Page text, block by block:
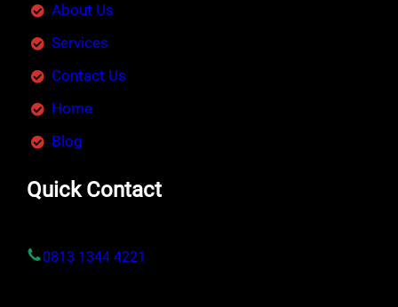
About Us
Services
Contact Us
Home
Blog
Quick Contact
0813 1344 4221